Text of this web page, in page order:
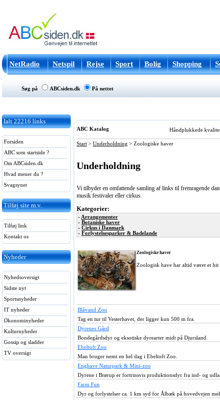
NetRadio Netspil Rejse Sport Bolig Shopping
Søg på ABCsiden.dk På nettet
Ialt 22216 links
Forsiden
ABC som startside ?
Om ABCsiden.dk
Hvad mener du ?
Svagsynet
Tilføj site m.v.
Tilføj link
Kontakt os
Nyheder
Nyhedsoversigt
Sidste nyt
Sportsnyheder
IT nyheder
Økonominyheder
Kulturnyheder
Gossip og sladder
TV oversigt
ABC Katalog Håndplukkede
Start > Underholdning > Zoologiske haver
Underholdning
Vi tilbyder en omfattende samling af links til fremragende
musik festivaler eller cirkus.
Kategorier:
- Arrangementer
- Botaniske haver
- Cirkus i Danmark
- Forlystelsesparker & Badelande
Zoologiske haver
Zoologisk have har altid været et
Blåvand Zoo
Tag en tur til Vesterhavet, der ligger kun 500 m fra.
Dyrenes Gård
Bondegårdsdyr og eksotiske dyrearter midt på Djursland.
Ebeltoft Zoo
Man bruger nemt en hel dag i Ebeltoft Zoo.
Enghave Naturpark & Mini-zoo
Dyrene i Brørup er fortrinsvis produktionsdyr fra ind- og
Farm Fun
Dyr og forlystelser ca. 1 km syd for Ålbæk på hovedvejen